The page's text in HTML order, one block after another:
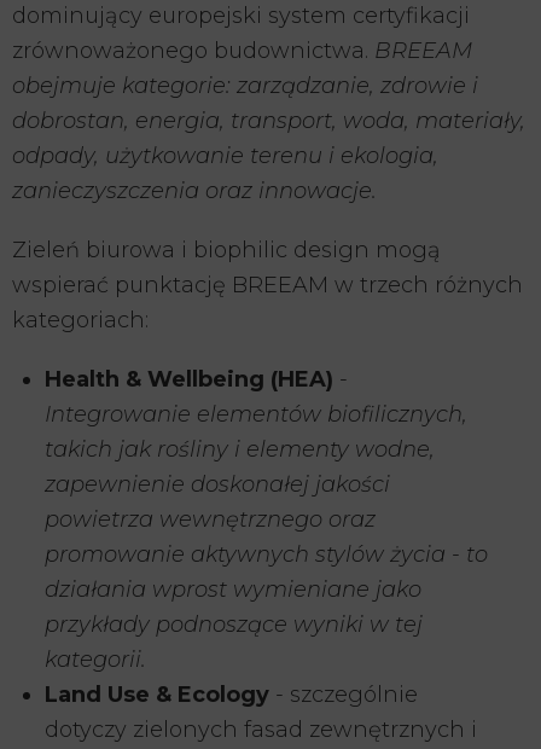
dominujący europejski system certyfikacji
zrównoważonego budownictwa. BREEAM
obejmuje kategorie: zarządzanie, zdrowie i
dobrostan, energia, transport, woda, materiały,
odpady, użytkowanie terenu i ekologia,
zanieczyszczenia oraz innowacje.
Zieleń biurowa i biophilic design mogą
wspierać punktację BREEAM w trzech różnych
kategoriach:
Health & Wellbeing (HEA) -
Integrowanie elementów biofilicznych,
takich jak rośliny i elementy wodne,
zapewnienie doskonałej jakości
powietrza wewnętrznego oraz
promowanie aktywnych stylów życia - to
działania wprost wymieniane jako
przykłady podnoszące wyniki w tej
kategorii.
Land Use & Ecology - szczególnie
dotyczy zielonych fasad zewnętrznych i